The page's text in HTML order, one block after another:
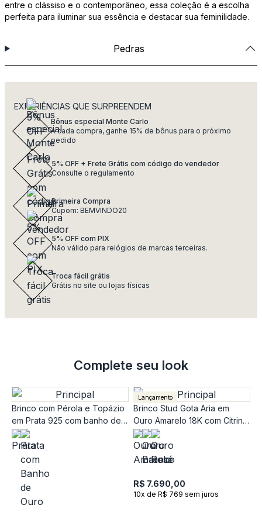
entre o clássiso e o contemporâneo, essa coleção é a escolha
perfeita para iluminar sua essência e destacar sua feminilidade.
Pedras
EXPERIÊNCIAS QUE SURPREENDEM
Bônus especial Monte Carlo
A cada compra, ganhe 15% de bônus para o próximo
pedido
5% OFF + Frete Grátis com código do vendedor
Consulte o regulamento
Primeira Compra
Cupom: BEMVINDO20
5% OFF com PIX
Não válido para relógios de marcas terceiras.
Troca fácil grátis
Grátis no site ou lojas físicas
Complete seu look
Brinco com Pérola e Topázio
em Prata 925 com banho de
Ouro Amarelo 18k
Lançamento
Brinco Stud Gota Aria em
Ouro Amarelo 18K com Citrino
e Topázio Incolor
R$ 7.690,00
10x de R$ 769 sem juros